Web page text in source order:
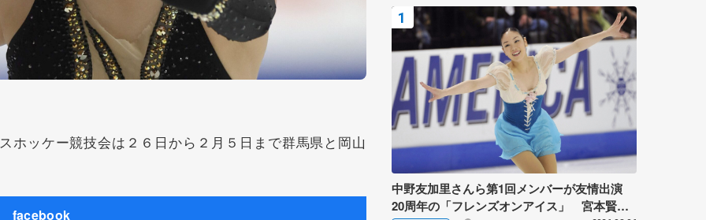
ッケー競技会は２６日から２月５日まで群馬県と岡山
facebook
中野友加里さんら第1回メンバーが友情出演
20周年の「フレンズオンアイス」 宮本賢二